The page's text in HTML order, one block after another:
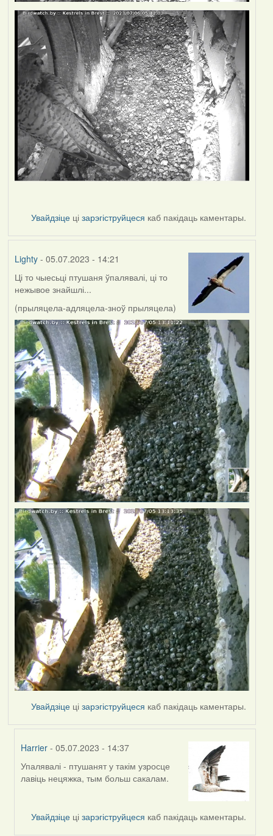
Увайдзіце цізарэгіструйцеся каб пакідаць каментары.
Lighty- 05.07.2023 - 14:21
Ці то чыесьці птушаня ўпалявалі, ці то
нежывое знайшлі...
(прыляцела-адляцела-зноў прыляцела)
Увайдзіце цізарэгіструйцеся каб пакідаць каментары.
Harrier - 05.07.2023 - 14:37
In
reply
Lighty
Упалявалі - птушанят у такім узросце
лавіць нецяжка, тым больш сакалам.
Увайдзіце цізарэгіструйцеся каб пакідаць каментары.